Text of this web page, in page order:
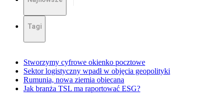
Tagi
Stworzymy cyfrowe okienko pocztowe
Sektor logistyczny wpadł w objęcia geopolityki
Rumunia, nowa ziemia obiecana
Jak branża TSL ma raportować ESG?